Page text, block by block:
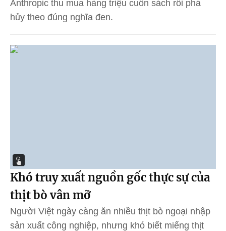
Anthropic thu mua hàng triệu cuốn sách rồi phá
hủy theo đúng nghĩa đen.
Khó truy xuất nguồn gốc thực sự của
thịt bò vân mỡ
Người Việt ngày càng ăn nhiều thịt bò ngoại nhập
sản xuất công nghiệp, nhưng khó biết miếng thịt